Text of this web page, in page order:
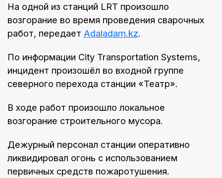
На одной из станций LRT произошло
возгорание во время проведения сварочных
работ, передает Аdaladam.kz.
По информации City Transportation Systems,
инцидент произошёл во входной группе
северного перехода станции «Театр».
В ходе работ произошло локальное
возгорание строительного мусора.
Дежурный персонал станции оперативно
ликвидировал огонь с использованием
первичных средств пожаротушения.